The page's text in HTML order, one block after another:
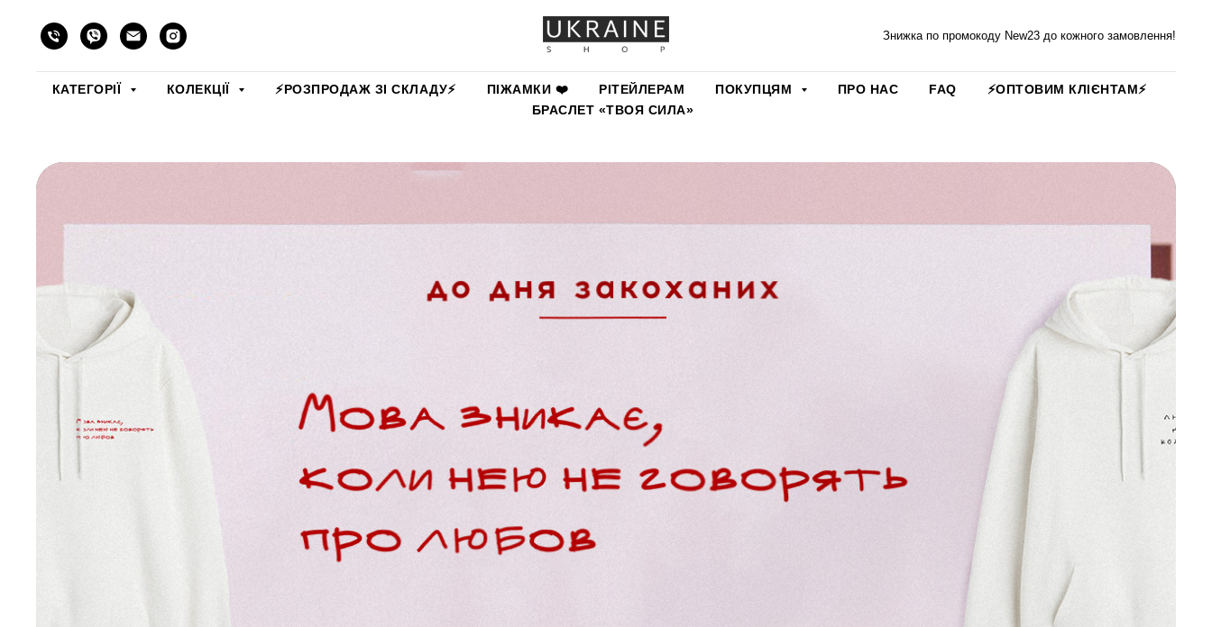
Знижка по промокоду New23 до кожного замовлення!
КАТЕГОРІЇ КОЛЕКЦІЇ ⚡️РОЗПРОДАЖ ЗІ СКЛАДУ⚡️ ПІЖАМКИ ❤️ РІТЕЙЛЕРАМ ПОКУПЦЯМ ПРО НАС FAQ
⚡️ОПТОВИМ КЛІЄНТАМ⚡️
БРАСЛЕТ «ТВОЯ СИЛА»